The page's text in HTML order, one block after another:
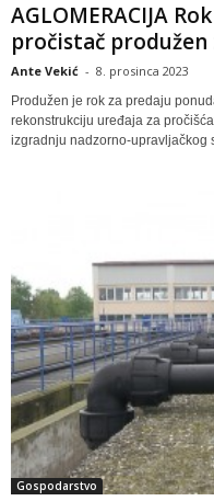
AGLOMERACIJA
pročistač produžen
Ante Vekić - 8. prosinca 2023
Produžen je rok za predaju
rekonstrukciju uređaja za
izgradnju nadzorno-upravljačkog
Gospodarstvo